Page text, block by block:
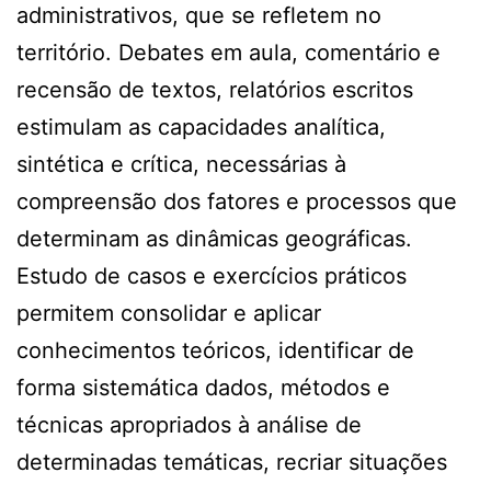
administrativos, que se refletem no
território. Debates em aula, comentário e
recensão de textos, relatórios escritos
estimulam as capacidades analítica,
sintética e crítica, necessárias à
compreensão dos fatores e processos que
determinam as dinâmicas geográficas.
Estudo de casos e exercícios práticos
permitem consolidar e aplicar
conhecimentos teóricos, identificar de
forma sistemática dados, métodos e
técnicas apropriados à análise de
determinadas temáticas, recriar situações